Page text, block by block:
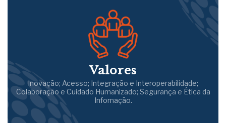
Valores
Inovação; Acesso; Integração e Interoperabilidade;
Colaboração e Cuidado Humanizado; Segurança e Ética da
Infomação.